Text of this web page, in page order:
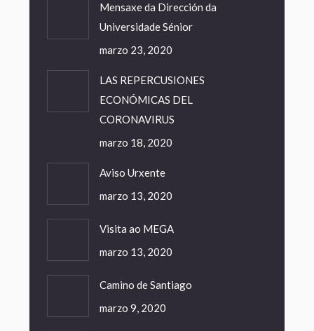
Mensaxe da Dirección da
Universidade Sénior
marzo 23, 2020
LAS REPERCUSIONES
ECONÓMICAS DEL
CORONAVIRUS
marzo 18, 2020
Aviso Urxente
marzo 13, 2020
Visita ao MEGA
marzo 13, 2020
Camino de Santiago
marzo 9, 2020